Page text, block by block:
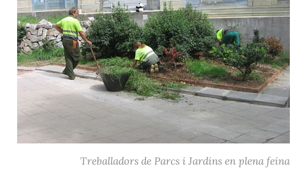
Treballadors de Parcs i Jardins en plena feina